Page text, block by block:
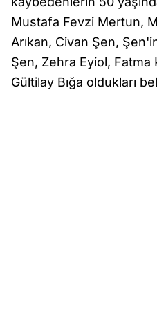
Mustafa Fevzi Mertun,
Arıkan, Civan Şen,
Şen, Zehra Eyiol, Fatma
Gültilay Bığa oldukları